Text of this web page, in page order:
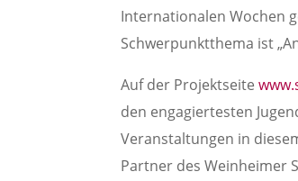
Internationalen Wochen
Schwerpunktthema ist
Auf der Projektseite
den engagiertesten
Veranstaltungen in
Partner des Weinheimer